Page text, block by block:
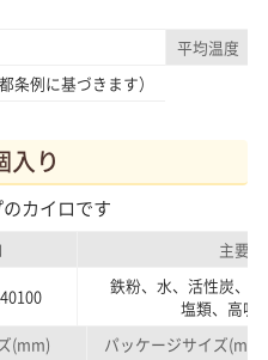
平均温度
条例に基づきます）
入り
カイロです
主要
鉄粉、水、活性炭、
塩類、高吸
(mm)
パッケージサイズ(mm)